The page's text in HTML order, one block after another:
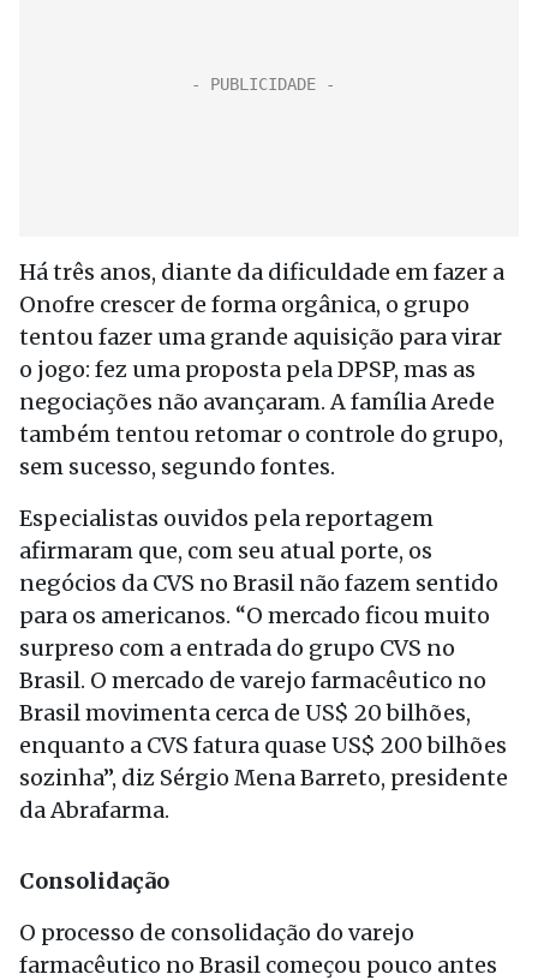
Há três anos, diante da dificuldade em fazer a
Onofre crescer de forma orgânica, o grupo
tentou fazer uma grande aquisição para virar
o jogo: fez uma proposta pela DPSP, mas as
negociações não avançaram. A família Arede
também tentou retomar o controle do grupo,
sem sucesso, segundo fontes.
Especialistas ouvidos pela reportagem
afirmaram que, com seu atual porte, os
negócios da CVS no Brasil não fazem sentido
para os americanos. “O mercado ficou muito
surpreso com a entrada do grupo CVS no
Brasil. O mercado de varejo farmacêutico no
Brasil movimenta cerca de US$ 20 bilhões,
enquanto a CVS fatura quase US$ 200 bilhões
sozinha”, diz Sérgio Mena Barreto, presidente
da Abrafarma.
Consolidação
O processo de consolidação do varejo
farmacêutico no Brasil começou pouco antes